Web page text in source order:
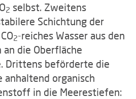
2 selbst. Zweitens
Schichtung der
2-reiches Wasser aus den
die Oberfläche
Drittens beförderte die
anhaltend organisch
in die Meerestiefen: